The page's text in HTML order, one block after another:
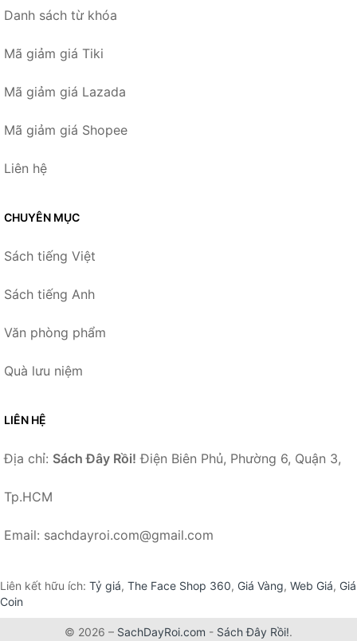
Danh sách từ khóa
Mã giảm giá Tiki
Mã giảm giá Lazada
Mã giảm giá Shopee
Liên hệ
CHUYÊN MỤC
Sách tiếng Việt
Sách tiếng Anh
Văn phòng phẩm
Quà lưu niệm
LIÊN HỆ
Địa chỉ: Sách Đây Rồi! Điện Biên Phủ, Phường 6, Quận 3,
Tp.HCM
Email: sachdayroi.com@gmail.com
Liên kết hữu ích: Tỷ giá, The Face Shop 360, Giá Vàng, Web Giá, Giá
Coin
© 2026 – SachDayRoi.com - Sách Đây Rồi!.